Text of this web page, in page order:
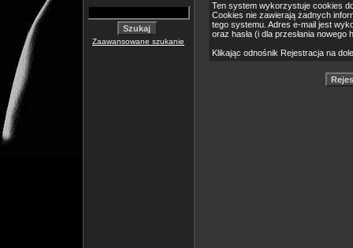
Zaawansowane szukanie
Ten system wykorzystuje cookies
Cookies nie zawierają żadnych
tego systemu. Adres e-mail jest
oraz hasła (i dla przesłania nowego
Klikając odnośnik Rejestracja na